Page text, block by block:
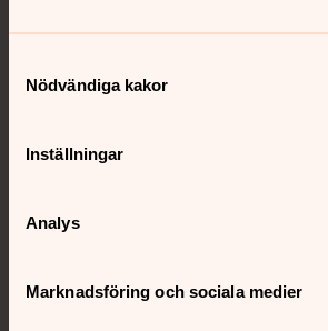
Nödvändiga kakor
Inställningar
Analys
Marknadsföring och sociala medier
Kalender
Hitta snabbt
Sociala kanaler